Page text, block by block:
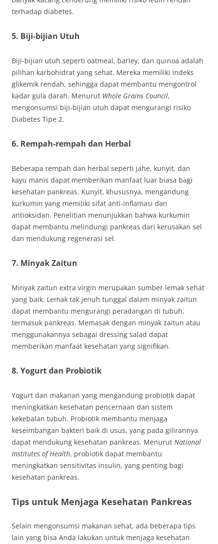
terhadap diabetes.
5. Biji-bijian Utuh
Biji-bijian utuh seperti oatmeal, barley, dan quinoa adalah
pilihan karbohidrat yang sehat. Mereka memiliki indeks
glikemik rendah, sehingga dapat membantu mengontrol
kadar gula darah. Menurut Whole Grains Council,
mengonsumsi biji-bijian utuh dapat mengurangi risiko
Diabetes Tipe 2.
6. Rempah-rempah dan Herbal
Beberapa rempah dan herbal seperti jahe, kunyit, dan
kayu manis dapat memberikan manfaat luar biasa bagi
kesehatan pankreas. Kunyit, khususnya, mengandung
kurkumin yang memiliki sifat anti-inflamasi dan
antioksidan. Penelitian menunjukkan bahwa kurkumin
dapat membantu melindungi pankreas dari kerusakan sel
dan mendukung regenerasi sel.
7. Minyak Zaitun
Minyak zaitun extra virgin merupakan sumber lemak sehat
yang baik. Lemak tak jenuh tunggal dalam minyak zaitun
dapat membantu mengurangi peradangan di tubuh,
termasuk pankreas. Memasak dengan minyak zaitun atau
menggunakannya sebagai dressing salad dapat
memberikan manfaat kesehatan yang signifikan.
8. Yogurt dan Probiotik
Yogurt dan makanan yang mengandung probiotik dapat
meningkatkan kesehatan pencernaan dan sistem
kekebalan tubuh. Probiotik membantu menjaga
keseimbangan bakteri baik di usus, yang pada gilirannya
dapat mendukung kesehatan pankreas. Menurut National
Institutes of Health, probiotik dapat membantu
meningkatkan sensitivitas insulin, yang penting bagi
kesehatan pankreas.
Tips untuk Menjaga Kesehatan Pankreas
Selain mengonsumsi makanan sehat, ada beberapa tips
lain yang bisa Anda lakukan untuk menjaga kesehatan